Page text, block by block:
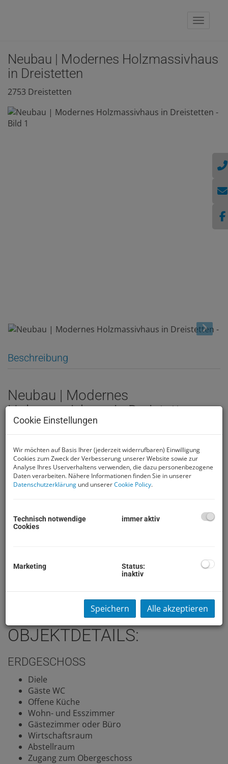
Neubau | Modernes Holzmassivhaus
in Dreistetten
2753 Dreistetten
Beschreibung
Neubau | Modernes
Holzmassivhaus in Dreistetten
individuelle Anpassungen in der Planungsphase
möglich.
Diesesmoderne Holzmassivhausvereint nachhaltige
Bauweise mit zeitgemäßem Wohnkomfort. Der Neubau
Raumklima und durchdachte Grundrisse. In ruhiger,
naturnaher Lage von Dreistetten genießen Sie hohe
DasBaurecht
ermöglicht die Nutzung des
Grundstücks über einen langfristig gesicherten
bietet damit eine wirtschaftlich interessante Alternative
zum klassischen Grundstückskauf.
OBJEKTDETAILS:
ERDGESCHOSS
Diele
Gäste WC
Offene Küche
Wohn- und Esszimmer
Gästezimmer oder Büro
Wirtschaftsraum
Abstellraum
Zugang zum Obergeschoss
Cookie Einstellungen
Wir möchten auf Basis Ihrer (jederzeit widerrufbaren) Einwilligung
Cookies zum Zweck der Verbesserung unserer Website sowie zur
Analyse Ihres Userverhaltens verwenden, die dazu personenbezogene
Daten verarbeiten. Nähere Informationen finden Sie in unserer
Datenschutzerklärung und unsererCookie Policy.
Technisch notwendige
Cookies
immer aktiv
Marketing
Status:
inaktiv
Speichern Alle akzeptieren